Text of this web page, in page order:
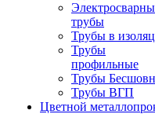
трубы
Трубы в
Трубы
профильные
Трубы
Трубы ВГП
Цветной